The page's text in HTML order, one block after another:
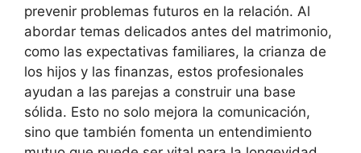
prevenir problemas futuros en la relación. Al
abordar temas delicados antes del matrimonio,
como las expectativas familiares, la crianza de
los hijos y las finanzas, estos profesionales
ayudan a las parejas a construir una base
sólida. Esto no solo mejora la comunicación,
sino que también fomenta un entendimiento